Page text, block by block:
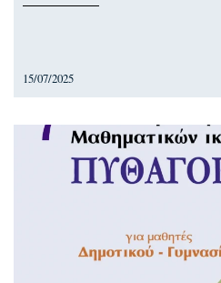
15/07/2025